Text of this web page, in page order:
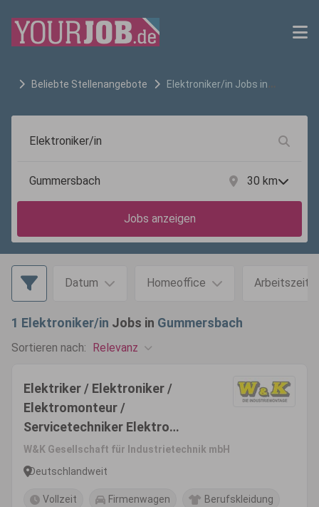
Beliebte Stellenangebote Elektroniker/in Jobs in
30 km
Jobs anzeigen
Datum Homeoffice Arbeitszeit
1 Elektroniker/in Jobs in Gummersbach
Sortieren nach: Relevanz
Elektriker / Elektroniker /
Elektromonteur /
Servicetechniker Elektro
(m/w/d)
W&K Gesellschaft für Industrietechnik mbH
Deutschlandweit
Vollzeit Firmenwagen Berufskleidung